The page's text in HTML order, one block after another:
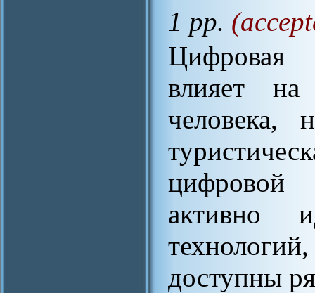
1 pp.
Цифровая
влияет
человека,
цифровой
активно
доступны